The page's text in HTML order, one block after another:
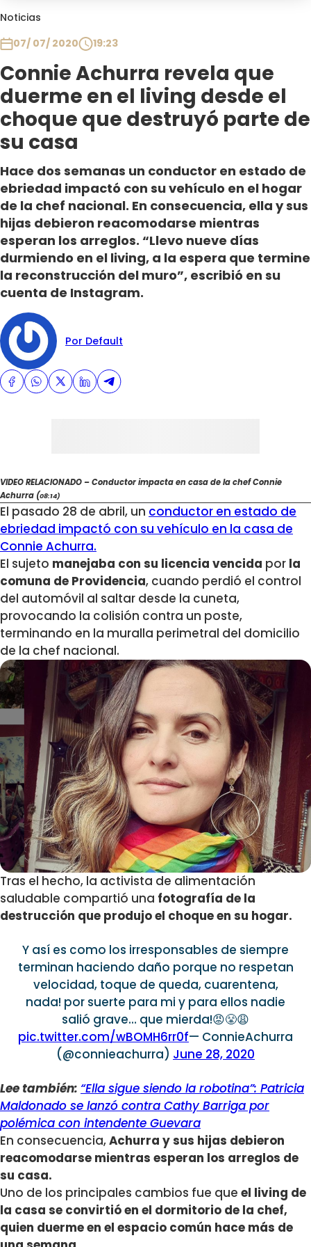
Noticias
07/ 07/ 2020
19:23
Connie Achurra revela que
duerme en el living desde el
choque que destruyó parte de
su casa
Hace dos semanas un conductor en estado de
ebriedad impactó con su vehículo en el hogar
de la chef nacional. En consecuencia, ella y sus
hijas debieron reacomodarse mientras
esperan los arreglos. “Llevo nueve días
durmiendo en el living, a la espera que termine
la reconstrucción del muro”, escribió en su
cuenta de Instagram.
Por Default
VIDEO RELACIONADO – Conductor impacta en casa de la chef Connie
Achurra (08:14)
El pasado 28 de abril, un conductor en estado de
ebriedad impactó con su vehículo en la casa de
Connie Achurra.
El sujeto manejaba con su licencia vencida por la
comuna de Providencia, cuando perdió el control
del automóvil al saltar desde la cuneta,
provocando la colisión contra un poste,
terminando en la muralla perimetral del domicilio
de la chef nacional.
Tras el hecho, la activista de alimentación
saludable compartió una fotografía de la
destrucción que produjo el choque en su hogar.
Y así es como los irresponsables de siempre
terminan haciendo daño porque no respetan
velocidad, toque de queda, cuarentena,
nada! por suerte para mi y para ellos nadie
salió grave… que mierda!😡😤😩
pic.twitter.com/wBOMH6rr0f— ConnieAchurra
(@connieachurra) June 28, 2020
Lee también: “Ella sigue siendo la robotina”: Patricia
Maldonado se lanzó contra Cathy Barriga por
polémica con intendente Guevara
En consecuencia,Achurra y sus hijas debieron
reacomodarse mientras esperan los arreglos de
su casa.
Uno de los principales cambios fue que el living de
la casa se convirtió en el dormitorio de la chef,
quien duerme en el espacio común hace más de
Plan Perfecto
El Tiempo
Sabingo
Todos Los Programas